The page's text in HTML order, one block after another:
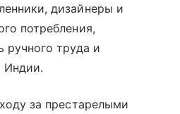
дизайнеры и
потребления,
ручного труда и
Индии.
за престарелыми